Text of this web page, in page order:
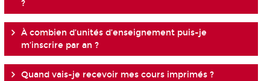
?
À combien d’unités d’enseignement puis-je
m’inscrire par an ?
Quand vais-je recevoir mes cours imprimés ?